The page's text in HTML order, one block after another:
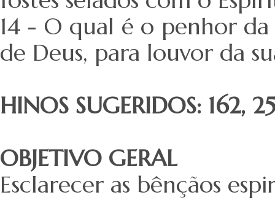
14 - O qual é o penhor da
de Deus, para louvor da
HINOS SUGERIDOS: 162,
OBJETIVO GERAL
Esclarecer as bênçãos